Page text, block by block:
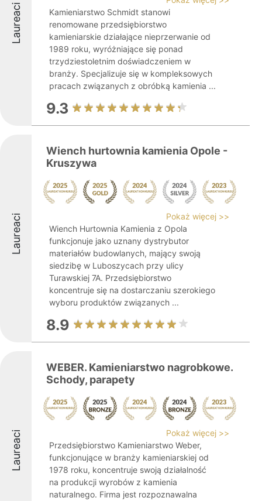
Laureaci
Kamieniarstwo Schmidt stanowi
renomowane przedsiębiorstwo
kamieniarskie działające nieprzerwanie od
1989 roku, wyróżniające się ponad
trzydziestoletnim doświadczeniem w
branży. Specjalizuje się w kompleksowych
pracach związanych z obróbką kamienia ...
9.3
Laureaci
Wiench hurtownia kamienia Opole -
Kruszywa
Pokaż więcej >>
Wiench Hurtownia Kamienia z Opola
funkcjonuje jako uznany dystrybutor
materiałów budowlanych, mający swoją
siedzibę w Luboszycach przy ulicy
Turawskiej 7A. Przedsiębiorstwo
koncentruje się na dostarczaniu szerokiego
wyboru produktów związanych ...
8.9
Laureaci
WEBER. Kamieniarstwo nagrobkowe.
Schody, parapety
Pokaż więcej >>
Przedsiębiorstwo Kamieniarstwo Weber,
funkcjonujące w branży kamieniarskiej od
1978 roku, koncentruje swoją działalność
na produkcji wyrobów z kamienia
naturalnego. Firma jest rozpoznawalna